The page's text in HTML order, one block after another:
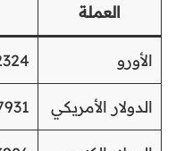
العملة
الأورو
الدولار الأمريكي